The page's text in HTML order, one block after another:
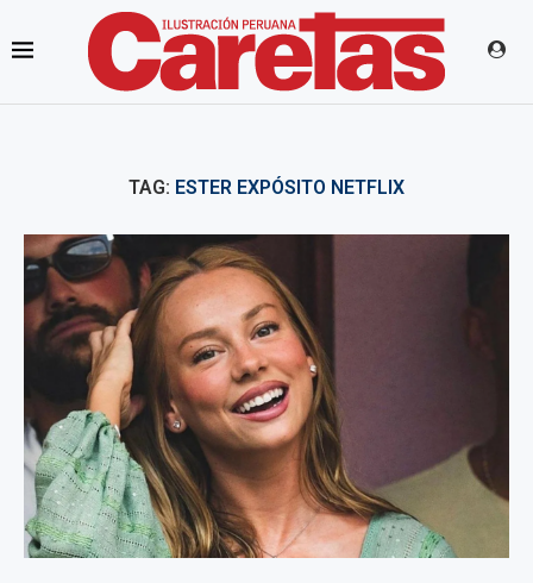
TAG: ESTER EXPÓSITO NETFLIX